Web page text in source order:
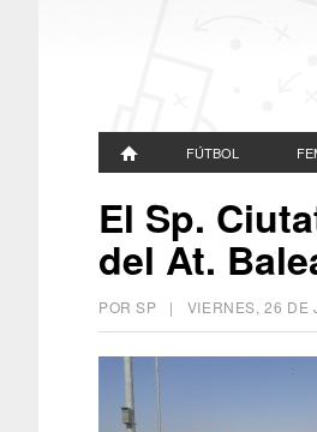
FÚTBOL
El Sp.
del At.
POR SP | VIERNES, 26 DE